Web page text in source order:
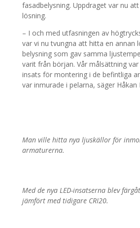
fasadbelysning. Uppdraget var nu
lösning.
– I och med utfasningen av
var vi nu tvungna att hitta en annan
belysning som gav samma
varit från början. Vår målsättning
insats för montering i de befintliga
var inmurade i pelarna, säger Håkan
Man ville hitta nya ljuskällor för
armaturerna.
Med de nya LED-insatserna blev
jämfört med tidigare CRI20.